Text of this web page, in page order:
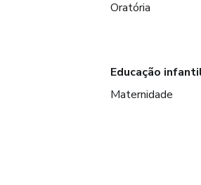
Oratória
Educação
Maternidade